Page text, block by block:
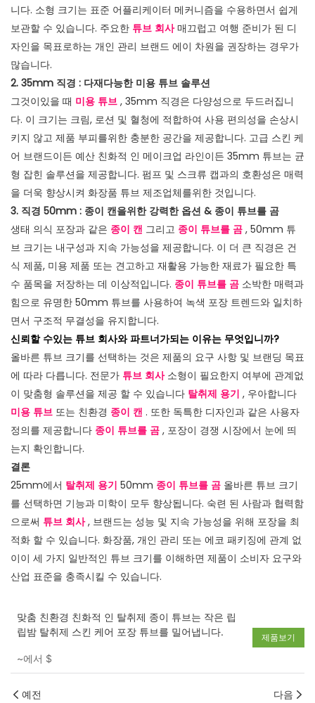
니다. 소형 크기는 표준 어플리케이터 메커니즘을 수용하면서 쉽게
보관할 수 있습니다. 주요한 튜브 회사매끄럽고 여행 준비가 된 디
자인을 목표로하는 개인 관리 브랜드 에이 차원을 권장하는 경우가
많습니다.
2. 35mm 직경 : 다재다능한 미용 튜브 솔루션
그것이있을 때 미용 튜브 , 35mm 직경은 다양성으로 두드러집니
다. 이 크기는 크림, 로션 및 혈청에 적합하여 사용 편의성을 손상시
키지 않고 제품 부피를위한 충분한 공간을 제공합니다. 고급 스킨 케
어 브랜드이든 예산 친화적 인 메이크업 라인이든 35mm 튜브는 균
형 잡힌 솔루션을 제공합니다. 펌프 및 스크류 캡과의 호환성은 매력
을 더욱 향상시켜 화장품 튜브 제조업체를위한 것입니다.
3. 직경 50mm : 종이 캔을위한 강력한 옵션 & 종이 튜브를 곰
생태 의식 포장과 같은 종이 캔 그리고 종이 튜브를 곰 , 50mm 튜
브 크기는 내구성과 지속 가능성을 제공합니다. 이 더 큰 직경은 건
식 제품, 미용 제품 또는 견고하고 재활용 가능한 재료가 필요한 특
수 품목을 저장하는 데 이상적입니다. 종이 튜브를 곰 소박한 매력과
힘으로 유명한 50mm 튜브를 사용하여 녹색 포장 트렌드와 일치하
면서 구조적 무결성을 유지합니다.
신뢰할 수있는 튜브 회사와 파트너가되는 이유는 무엇입니까?
올바른 튜브 크기를 선택하는 것은 제품의 요구 사항 및 브랜딩 목표
에 따라 다릅니다. 전문가 튜브 회사 소형이 필요한지 여부에 관계없
이 맞춤형 솔루션을 제공 할 수 있습니다 탈취제 용기 , 우아합니다
미용 튜브 또는 친환경 종이 캔 . 또한 독특한 디자인과 같은 사용자
정의를 제공합니다 종이 튜브를 곰 , 포장이 경쟁 시장에서 눈에 띄
는지 확인합니다.
결론
25mm에서 탈취제 용기 50mm 종이 튜브를 곰 올바른 튜브 크기
를 선택하면 기능과 미학이 모두 향상됩니다. 숙련 된 사람과 협력함
으로써 튜브 회사, 브랜드는 성능 및 지속 가능성을 위해 포장을 최
적화 할 수 있습니다. 화장품, 개인 관리 또는 에코 패키징에 관계 없
이이 세 가지 일반적인 튜브 크기를 이해하면 제품이 소비자 요구와
산업 표준을 충족시킬 수 있습니다.
맞춤 친환경 친화적 인 탈취제 종이 튜브는 작은 립
립밤 탈취제 스킨 케어 포장 튜브를 밀어냅니다.
~에서 $
제품보기
예전 다음